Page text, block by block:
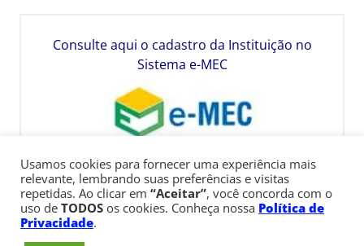
Consulte aqui o cadastro da Instituição no
Sistema e-MEC
Usamos cookies para fornecer uma experiência mais
relevante, lembrando suas preferências e visitas
repetidas. Ao clicar em “Aceitar”, você concorda com o
uso de TODOS os cookies. Conheça nossa Política de
Privacidade.